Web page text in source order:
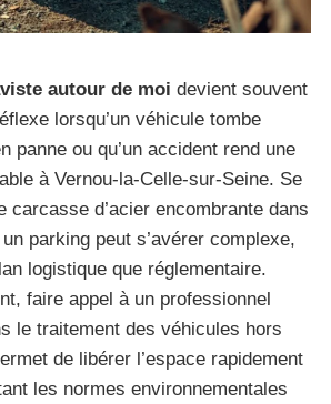
autour de moi devient souvent
lorsqu’un véhicule tombe
panne ou qu’un accident rend une
à Vernou-la-Celle-sur-Seine. Se
carcasse d’acier encombrante dans
parking peut s’avérer complexe,
logistique que réglementaire.
faire appel à un professionnel
le traitement des véhicules hors
de libérer l’espace rapidement
les normes environnementales